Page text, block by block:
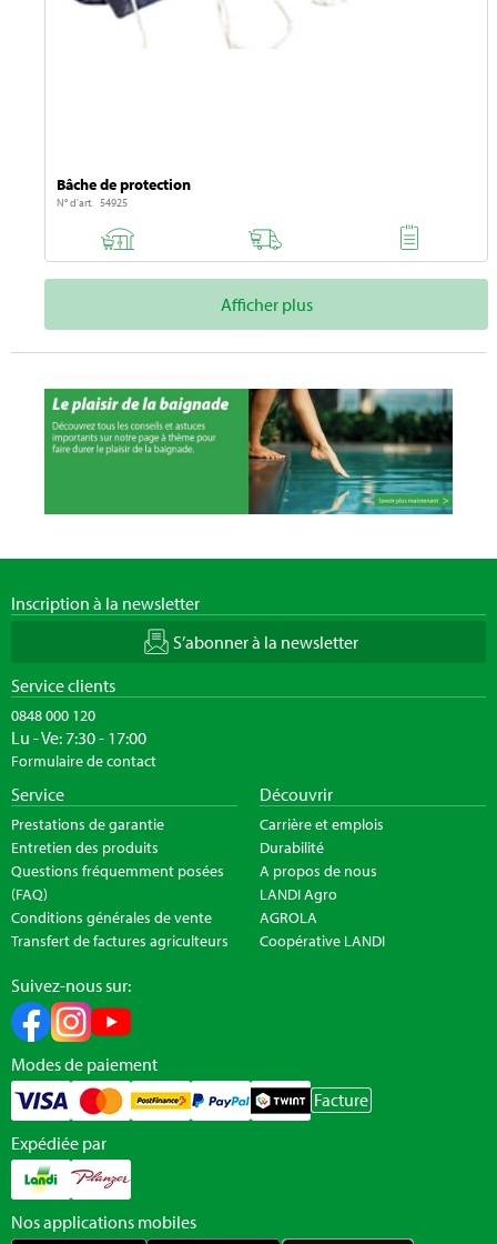
Bâche de protection
N° d'art. 54925
Afficher plus
Inscription à la newsletter
S’abonner à la newsletter
Service clients
0848 000 120
Lu - Ve: 7:30 - 17:00
Formulaire de contact
Service
Prestations de garantie
Entretien des produits
Questions fréquemment posées
(FAQ)
Conditions générales de vente
Transfert de factures agriculteurs
Découvrir
Carrière et emplois
Durabilité
A propos de nous
LANDI Agro
AGROLA
Coopérative LANDI
Suivez-nous sur:
Modes de paiement
Facture
Expédiée par
Nos applications mobiles